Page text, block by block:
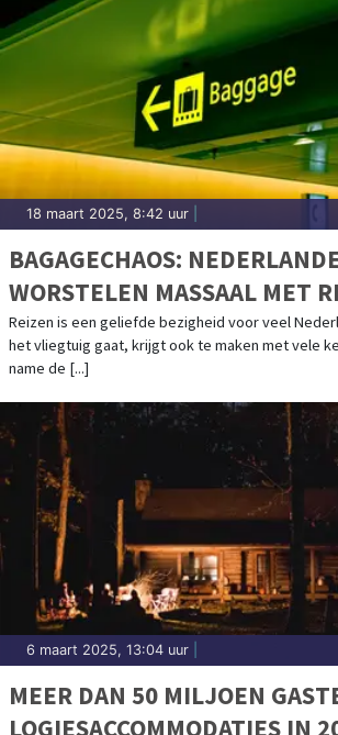
18 maart 2025, 8:42 uur
BAGAGECHAOS:
WORSTELEN MASSAAL MET
Reizen is een geliefde bezigheid voor veel
het vliegtuig gaat, krijgt ook te maken met vele
name de [...]
6 maart 2025, 13:04 uur
MEER DAN 50 MILJOEN
LOGIESACCOMMODATIES IN